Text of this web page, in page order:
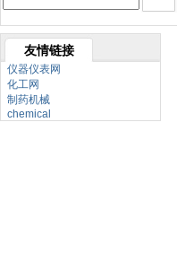
友情链接
仪器仪表网
化工网
制药机械
chemical